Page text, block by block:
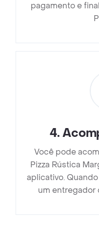
pagamento e
4.
Você pode
Pizza Rústica
aplicativo.
um entregador